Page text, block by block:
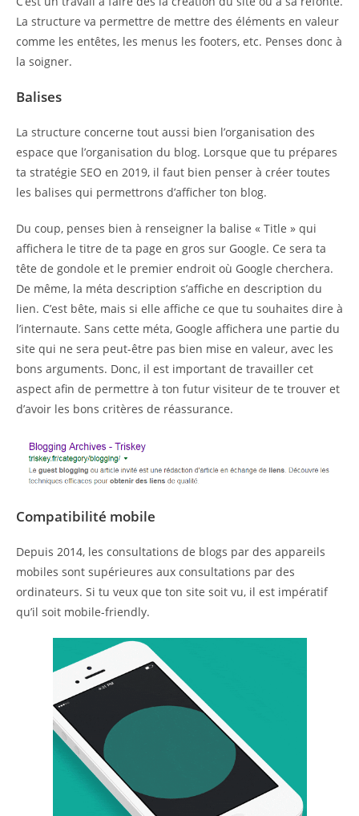
La structure va permettre de mettre des éléments en valeur
comme les entêtes, les menus les footers, etc. Penses donc à
la soigner.
Balises
La structure concerne tout aussi bien l’organisation des
espace que l’organisation du blog. Lorsque que tu prépares
ta stratégie SEO en 2019, il faut bien penser à créer toutes
les balises qui permettrons d’afficher ton blog.
Du coup, penses bien à renseigner la balise « Title » qui
affichera le titre de ta page en gros sur Google. Ce sera ta
tête de gondole et le premier endroit où Google cherchera.
De même, la méta description s’affiche en description du
lien. C’est bête, mais si elle affiche ce que tu souhaites dire à
l’internaute. Sans cette méta, Google affichera une partie du
site qui ne sera peut-être pas bien mise en valeur, avec les
bons arguments. Donc, il est important de travailler cet
aspect afin de permettre à ton futur visiteur de te trouver et
d’avoir les bons critères de réassurance.
Compatibilité mobile
Depuis 2014, les consultations de blogs par des appareils
mobiles sont supérieures aux consultations par des
ordinateurs. Si tu veux que ton site soit vu, il est impératif
qu’il soit mobile-friendly.